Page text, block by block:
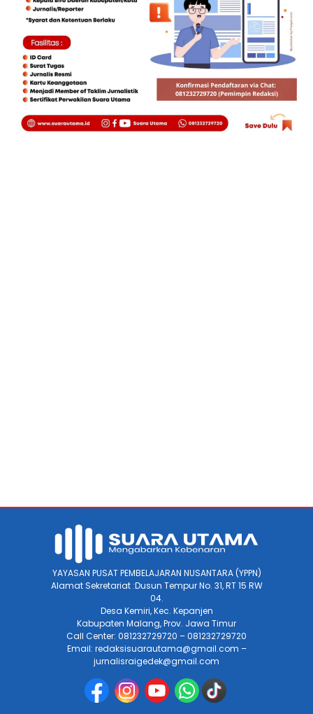
YAYASAN PUSAT PEMBELAJARAN NUSANTARA (YPPN)
Alamat Sekretariat :Dusun Tempur No. 31, RT 15 RW
04.
Desa Kemiri, Kec. Kepanjen
Kabupaten Malang, Prov. Jawa Timur
Call Center: 081232729720 – 081232729720
Email: redaksisuarautama@gmail.com –
jurnalisraigedek@gmail.com